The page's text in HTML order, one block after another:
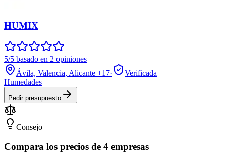
HUMIX
5/5 basado en 2 opiniones
Ávila, Valencia, Alicante +17·
Verificada
Humedades
Pedir presupuesto
Consejo
Compara los precios de 4 empresas